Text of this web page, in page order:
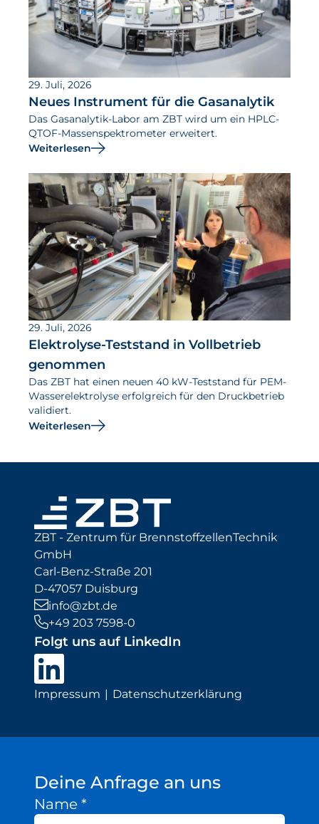
29. Juli, 2026
Neues Instrument für die Gasanalytik
Das Gasanalytik-Labor am ZBT wird um ein HPLC-
QTOF-Massenspektrometer erweitert.
Weiterlesen
29. Juli, 2026
Elektrolyse-Teststand in Vollbetrieb
genommen
Das ZBT hat einen neuen 40 kW-Teststand für PEM-
Wasserelektrolyse erfolgreich für den Druckbetrieb
validiert.
Weiterlesen
ZBT - Zentrum für BrennstoffzellenTechnik
GmbH
Carl-Benz-Straße 201
D-47057 Duisburg
info@zbt.de
+49 203 7598-0
Folgt uns auf LinkedIn
Impressum Datenschutzerklärung
Deine Anfrage an uns
Name *